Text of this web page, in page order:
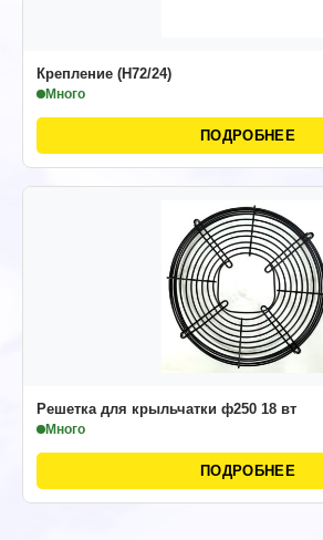
Крепление (Н72/24)
Много
ПОДРОБНЕЕ
Решетка для крыльчатки ф250 18 вт
Много
ПОДРОБНЕЕ